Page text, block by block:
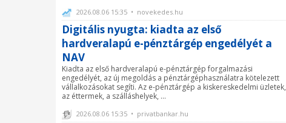
2026.08.06 15:35 • novekedes.hu
Digitális nyugta: kiadta az első
hardveralapú e-pénztárgép engedélyét a
NAV
Kiadta az első hardveralapú e-pénztárgép forgalmazási
engedélyét, az új megoldás a pénztárgéphasználatra kötelezett
vállalkozásokat segíti. Az e-pénztárgép a kiskereskedelmi üzletek,
az éttermek, a szálláshelyek, ...
2026.08.06 15:35 • privatbankar.hu